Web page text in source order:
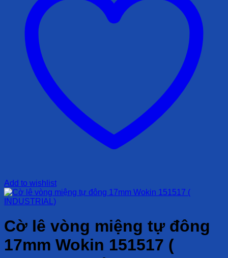
Add to wishlist
Cờ lê vòng miệng tự đông
17mm Wokin 151517 (